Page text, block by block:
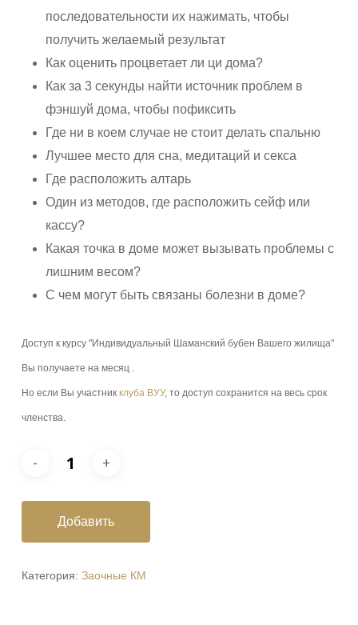
последовательности их нажимать, чтобы
получить желаемый результат
Как оценить процветает ли ци дома?
Как за 3 секунды найти источник проблем в
фэншуй дома, чтобы пофиксить
Где ни в коем случае не стоит делать спальню
Лучшее место для сна, медитаций и секса
Где расположить алтарь
Один из методов, где расположить сейф или
кассу?
Какая точка в доме может вызывать проблемы с
лишним весом?
С чем могут быть связаны болезни в доме?
Доступ к курсу "Индивидуальный Шаманский бубен Вашего жилища"
Вы получаете на месяц .
Но если Вы участник клуба ВУУ, то доступ сохранится на весь срок
членства.
Добавить
Категория: Заочные КМ